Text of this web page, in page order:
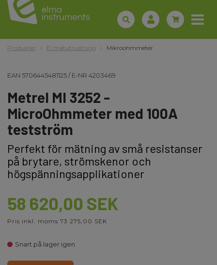
Produkter El mätutrustning Mikroohmmeter
EAN 5706445481125/E-NR 4203469
Metrel MI 3252 -
MicroOhmmeter med 100A
testström
Perfekt för mätning av små resistanser
på brytare, strömskenor och
högspänningsapplikationer
58 620,00 SEK
Pris inkl. moms 73 275,00 SEK
Snart på lager igen